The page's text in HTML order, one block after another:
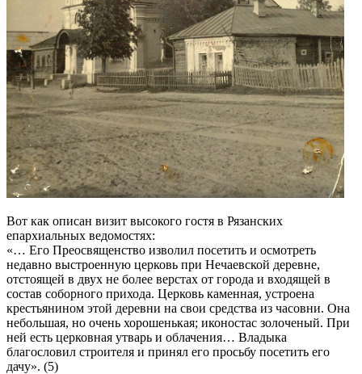
Вот как описан визит высокого гостя в Рязанских
епархиальных ведомостях:
«… Его Преосвященство изволил посетить и осмотреть
недавно выстроенную церковь при Нечаевской деревне,
отстоящей в двух не более верстах от города и входящей в
состав соборного прихода. Церковь каменная, устроена
крестьянином этой деревни на свои средства из часовни. Она
небольшая, но очень хорошенькая; иконостас золоченый. При
ней есть церковная утварь и облачения… Владыка
благословил строителя и принял его просьбу посетить его
дачу». (5)